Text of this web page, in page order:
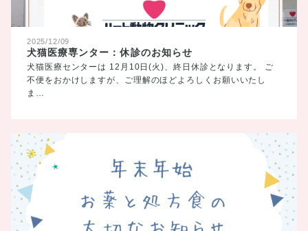
2025/12/09
犬猫医療専ンター：休診のお知らせ
犬猫医療センターは 12月10日(火)、終日休診となります。 ご
不便をおかけしますが、ご理解のほどよろしくお願いいたし
ま…